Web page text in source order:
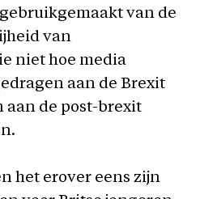
van de
van
niet hoe media
aan de Brexit
aan de post-brexit
het erover eens zijn